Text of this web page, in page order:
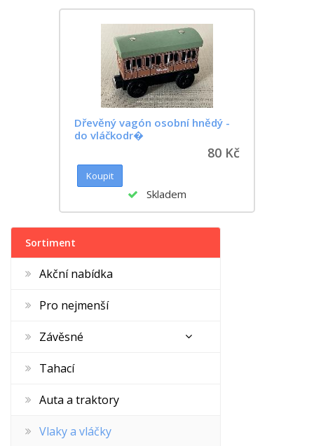
Dřevěný vagón osobní hnědý -
do vláčkodr�
80 Kč
Skladem
Sortiment
Akční nabídka
Pro nejmenší
Závěsné
Tahací
Auta a traktory
Vlaky a vláčky